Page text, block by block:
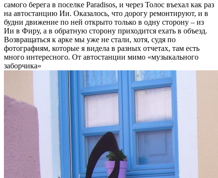
самого берега в поселке Paradisos, и через Толос въехал как раз
на автостанцию Ии. Оказалось, что дорогу ремонтируют, и в
будни движение по ней открыто только в одну сторону – из
Ии в Фиру, а в обратную сторону приходится ехать в объезд.
Возвращаться к арке мы уже не стали, хотя, судя по
фотографиям, которые я видела в разных отчетах, там есть
много интересного. От автостанции мимо «музыкального
заборчика»